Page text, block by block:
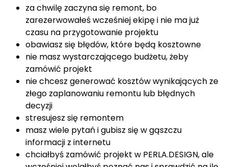
za chwilę zaczyna się remont, bo
zarezerwowałeś wcześniej ekipę i nie ma już
czasu na przygotowanie projektu
obawiasz się błędów, które będą kosztowne
nie masz wystarczającego budżetu, żeby
zamówić projekt
nie chcesz generować kosztów wynikających ze
złego zaplanowaniu remontu lub błędnych
decyzji
stresujesz się remontem
masz wiele pytań i gubisz się w gąszczu
informacji z internetu
chciałbyś zamówić projekt w PERLA.DESIGN, ale